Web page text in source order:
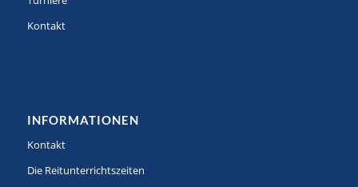
Kontakt
INFORMATIONEN
Kontakt
Die Reitunterrichtszeiten